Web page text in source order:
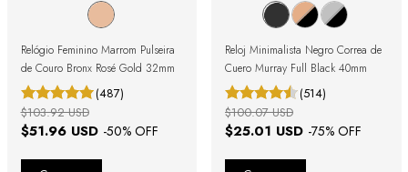
Relógio Feminino Marrom Pulseira
de Couro Bronx Rosé Gold 32mm
(487)
$51.96 USD -50% OFF
$103.92 USD
Reloj Minimalista Negro Correa de
Cuero Murray Full Black 40mm
(514)
$25.01 USD -75% OFF
$100.07 USD